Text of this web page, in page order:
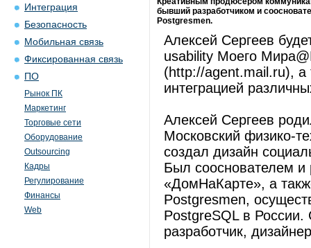
Интеграция
Безопасность
Мобильная связь
Фиксированная связь
ПО
Рынок ПК
Маркетинг
Торговые сети
Оборудование
Outsourcing
Кадры
Регулирование
Финансы
Web
бывший разработчиком и
Postgresmen.
Алексей Сергеев
usability Моего
(http://agent.mail.ru), а
интеграцией
Алексей Сергеев
Московский физико-
создал дизайн
Был сооснователем и
«ДомНаКарте», а
Postgresmen,
PostgreSQL в
разработчик,